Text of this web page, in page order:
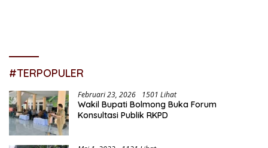
#TERPOPULER
Februari 23, 2026 1501 Lihat
Wakil Bupati Bolmong Buka Forum
Konsultasi Publik RKPD